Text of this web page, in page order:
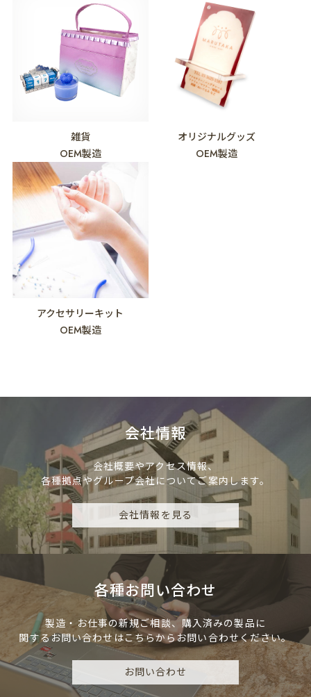
雑貨
OEM製造
オリジナルグッズ
OEM製造
アクセサリーキット
OEM製造
会社情報
会社概要やアクセス情報、
各種拠点やグループ会社についてご案内します。
会社情報を見る
各種お問い合わせ
製造・お仕事の新規ご相談、 購入済みの製品に
関するお問い合わせはこちらからお問い合わせください。
お問い合わせ